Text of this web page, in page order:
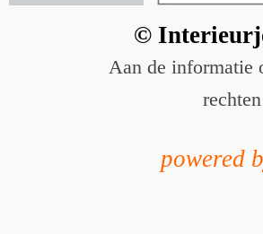
©
Aan de informatie
powered